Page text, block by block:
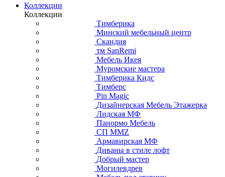
Коллекции
Коллекции
Тимберика
Минский мебельный центр
Скандия
тм SanRemi
Мебель Икея
Муромские мастера
Тимберика Кидс
Тимберс
Pin Magic
Дизайнерская Мебель Этажерка
Лидская МФ
Панормо Мебель
СП ММZ
Армавирская МФ
Диваны в стиле лофт
Добрый мастер
Могилевдрев